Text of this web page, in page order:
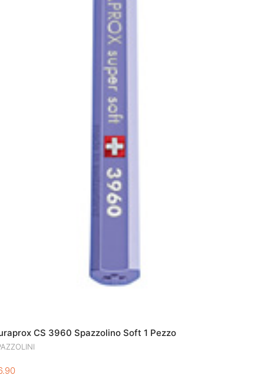
CS 3960 Spazzolino Soft 1 Pezzo